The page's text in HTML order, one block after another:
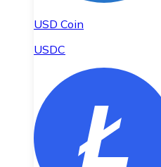
USD Coin
USDC